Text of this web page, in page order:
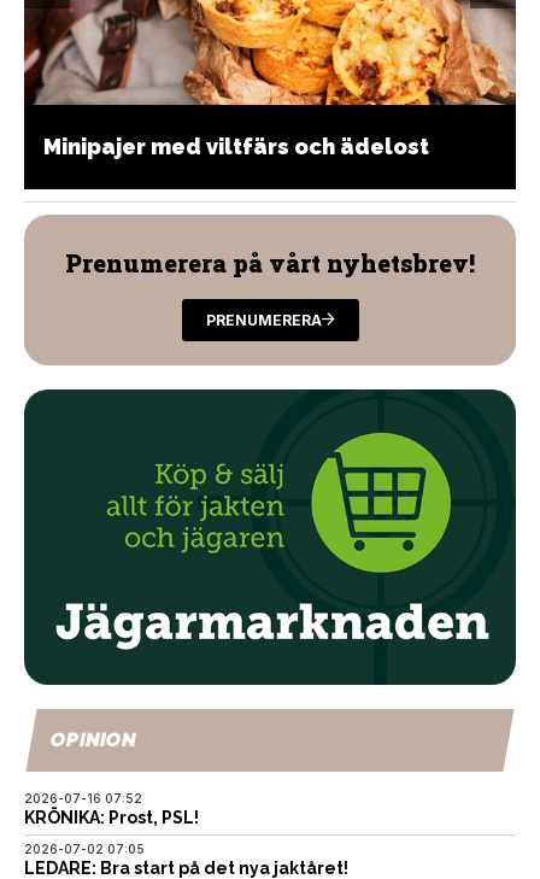
Minipajer med viltfärs och ädelost
Prenumerera på vårt nyhetsbrev!
PRENUMERERA
OPINION
2026-07-16 07:52
KRÖNIKA: Prost, PSL!
2026-07-02 07:05
LEDARE: Bra start på det nya jaktåret!